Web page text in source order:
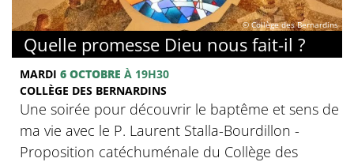
© Collège des Bernardins
Quelle promesse Dieu nous fait-il ?
MARDI 6 OCTOBRE À 19H30
COLLÈGE DES BERNARDINS
Une soirée pour découvrir le baptême et sens de
ma vie avec le P. Laurent Stalla-Bourdillon -
Proposition catéchuménale du Collège des